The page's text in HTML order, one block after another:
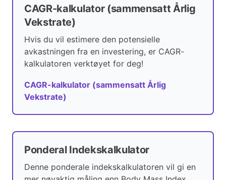
CAGR-kalkulator (sammensatt Årlig
Vekstrate)
Hvis du vil estimere den potensielle
avkastningen fra en investering, er CAGR-
kalkulatoren verktøyet for deg!
CAGR-kalkulator (sammensatt Årlig
Vekstrate)
Ponderal Indekskalkulator
Denne ponderale indekskalkulatoren vil gi en